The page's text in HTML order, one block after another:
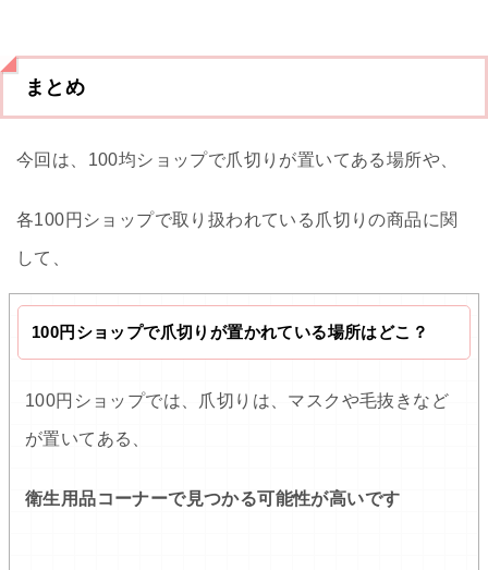
まとめ
今回は、100均ショップで爪切りが置いてある場所や、
各100円ショップで取り扱われている爪切りの商品に関
して、
100円ショップで爪切りが置かれている場所はどこ？
100円ショップでは、爪切りは、マスクや毛抜きなど
が置いてある、
衛生用品コーナーで見つかる可能性が高いです